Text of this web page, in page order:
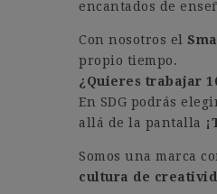
encantados de
Con nosotros el
propio tiempo.
¿Quieres trabajar
En SDG podrás
allá de la pantalla
Somos una marca
cultura de